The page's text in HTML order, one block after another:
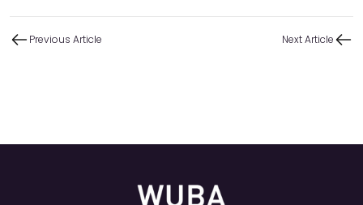
Previous Article Next Article